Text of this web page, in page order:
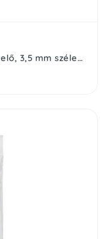
Home CT 150/3,5/B kábelkötegelő, 3,5 mm széles, 150 mm hosszú, 50 db, fekete